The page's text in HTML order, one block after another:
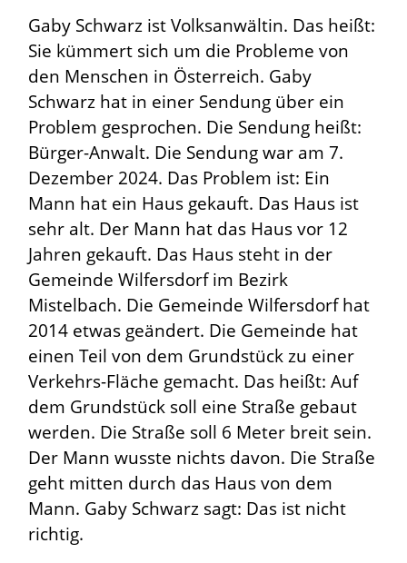
Gaby Schwarz ist Volksanwältin. Das heißt:
Sie kümmert sich um die Probleme von
den Menschen in Österreich. Gaby
Schwarz hat in einer Sendung über ein
Problem gesprochen. Die Sendung heißt:
Bürger-Anwalt. Die Sendung war am 7.
Dezember 2024. Das Problem ist: Ein
Mann hat ein Haus gekauft. Das Haus ist
sehr alt. Der Mann hat das Haus vor 12
Jahren gekauft. Das Haus steht in der
Gemeinde Wilfersdorf im Bezirk
Mistelbach. Die Gemeinde Wilfersdorf hat
2014 etwas geändert. Die Gemeinde hat
einen Teil von dem Grundstück zu einer
Verkehrs-Fläche gemacht. Das heißt: Auf
dem Grundstück soll eine Straße gebaut
werden. Die Straße soll 6 Meter breit sein.
Der Mann wusste nichts davon. Die Straße
geht mitten durch das Haus von dem
Mann. Gaby Schwarz sagt: Das ist nicht
richtig.